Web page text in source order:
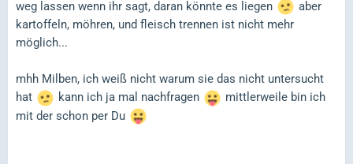
weg lassen wenn ihr sagt, daran könnte es liegen
aber
kartoffeln, möhren, und fleisch trennen ist nicht mehr
möglich...
mhh Milben, ich weiß nicht warum sie das nicht untersucht
hat
kann ich ja mal nachfragen
mittlerweile bin ich
mit der schon per Du